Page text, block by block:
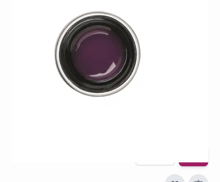
Op voorraad
CND-BPO14
€ 39,33